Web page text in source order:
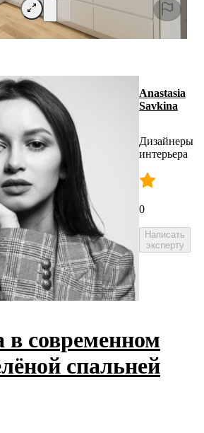
Anastasia
Savkina
Дизайнеры
интерьера
0
Написать
эксперту
в современном
спальней